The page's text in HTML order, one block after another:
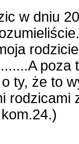
w dniu
poza
ty, że to
rodzicami